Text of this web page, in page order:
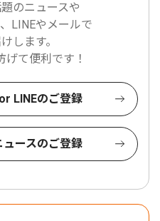
のニュースや
LINEやメールで
します。
て便利です！
LINEのご登録
ースのご登録